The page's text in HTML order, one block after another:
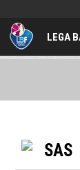
LEGA
SAS